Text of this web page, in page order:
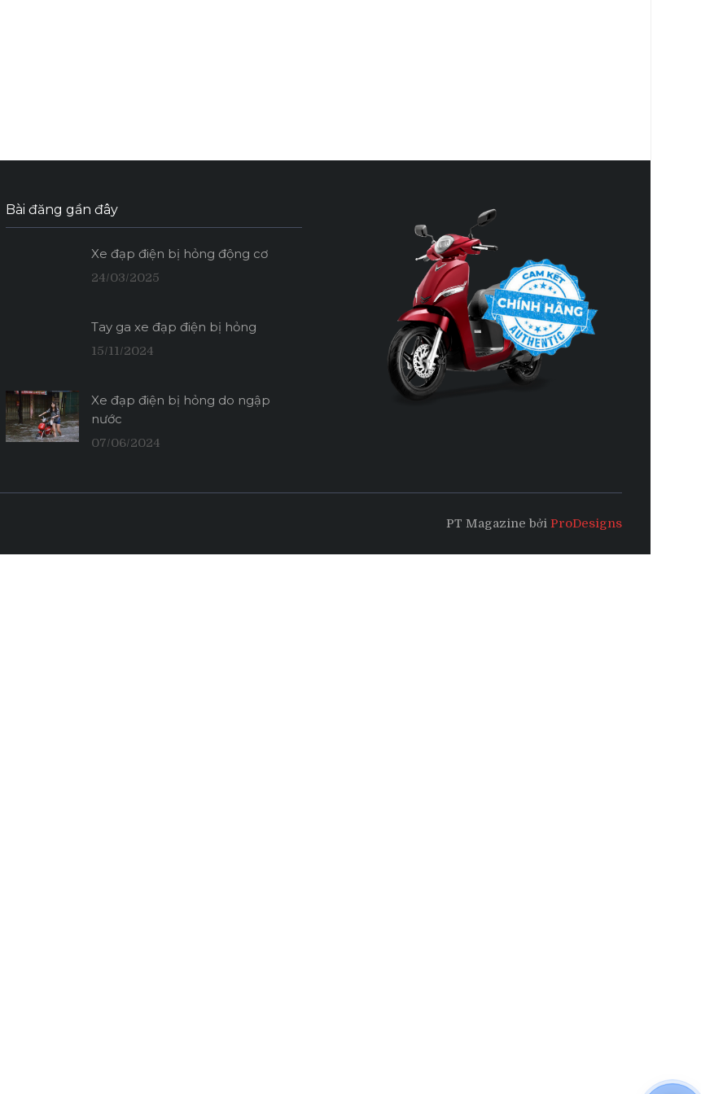
Bài đăng gần đây
Xe đạp điện bị hỏng động cơ
24/03/2025
Tay ga xe đạp điện bị hỏng
15/11/2024
Xe đạp điện bị hỏng do ngập
nước
07/06/2024
PT Magazine bởi ProDesigns